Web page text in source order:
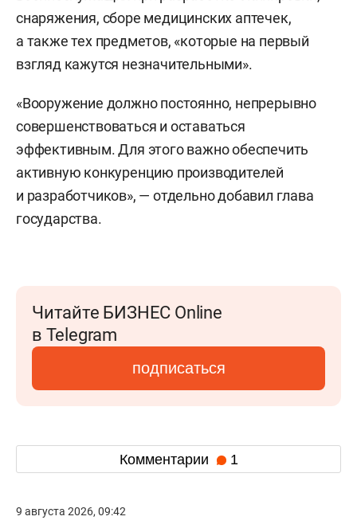
снаряжения, сборе медицинских аптечек,
а также тех предметов, «которые на первый
взгляд кажутся незначительными».
«Вооружение должно постоянно, непрерывно
совершенствоваться и оставаться
эффективным. Для этого важно обеспечить
активную конкуренцию производителей
и разработчиков», — отдельно добавил глава
государства.
Читайте БИЗНЕС Online
в Telegram
подписаться
Комментарии 1
9 августа 2026, 09:42